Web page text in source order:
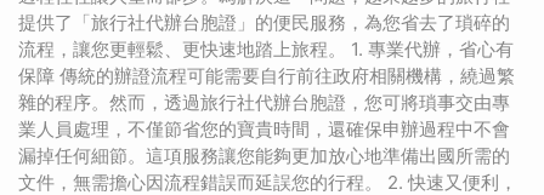
提供了「旅行社代辦台胞證」的便民服務，為您省去了瑣碎的
流程，讓您更輕鬆、更快速地踏上旅程。 1. 專業代辦，省心有
保障 傳統的辦證流程可能需要自行前往政府相關機構，繞過繁
雜的程序。然而，透過旅行社代辦台胞證，您可將瑣事交由專
業人員處理，不僅節省您的寶貴時間，還確保申辦過程中不會
漏掉任何細節。這項服務讓您能夠更加放心地準備出國所需的
文件，無需擔心因流程錯誤而延誤您的行程。 2. 快速又便利，